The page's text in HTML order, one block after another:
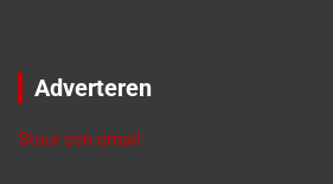
Adverteren
Stuur een email